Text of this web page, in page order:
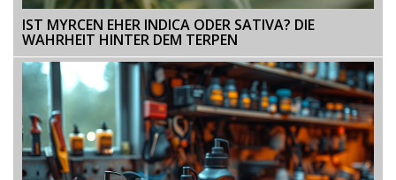
IST MYRCEN EHER INDICA ODER SATIVA? DIE
WAHRHEIT HINTER DEM TERPEN